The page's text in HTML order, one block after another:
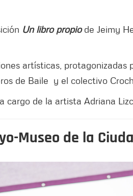
Un libro propiode Jeimy
artísticas, protagonizadas
de Baile y el colectivo
cargo de la artista Adriana
Museo de la